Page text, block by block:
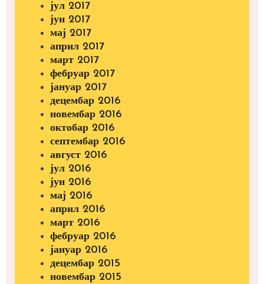
јул 2017
јун 2017
мај 2017
април 2017
март 2017
фебруар 2017
јануар 2017
децембар 2016
новембар 2016
октобар 2016
септембар 2016
август 2016
јул 2016
јун 2016
мај 2016
април 2016
март 2016
фебруар 2016
јануар 2016
децембар 2015
новембар 2015